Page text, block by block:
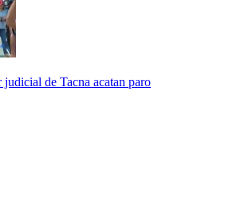
judicial de Tacna acatan paro